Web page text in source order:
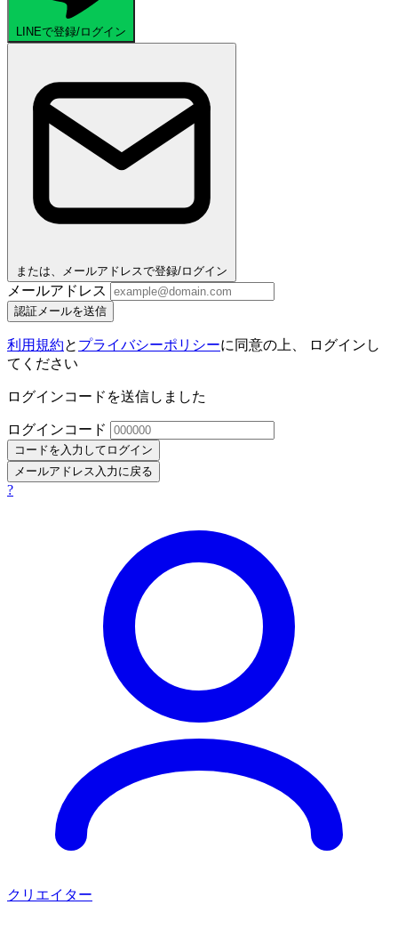
LINEで登録/ログイン
または、メールアドレスで登録/ログイン
メールアドレス
認証メールを送信
利用規約と プライバシーポリシーに同意の上、 ログインし
てください
ログインコードを送信しました
ログインコード
コードを入力してログイン
メールアドレス入力に戻る
?
クリエイター